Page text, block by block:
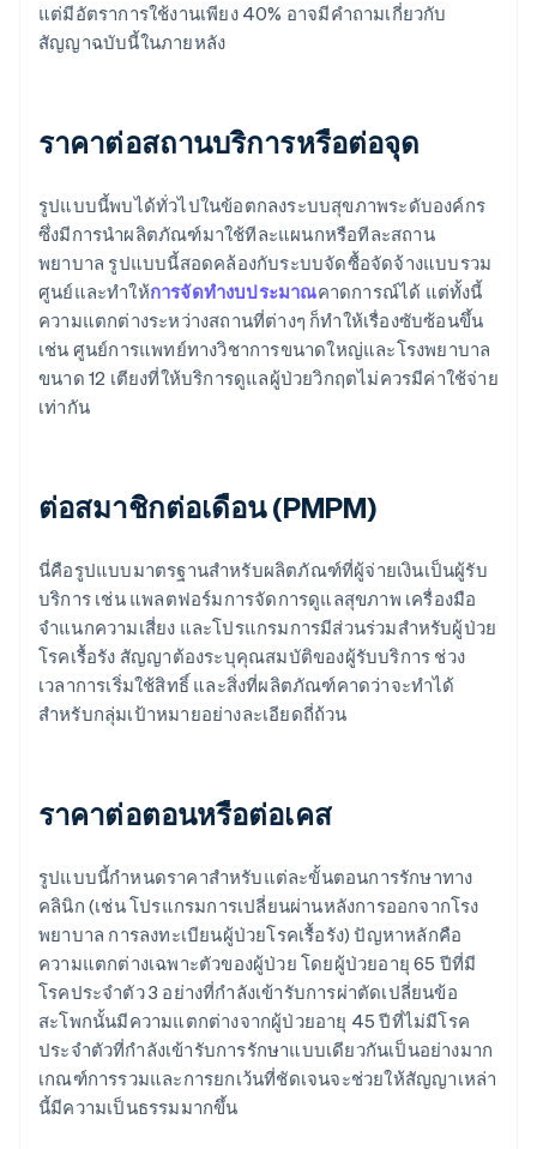
แต่มีอัตราการใช้งานเพียง 40% อาจมีคำถามเกี่ยวกับ
สัญญาฉบับนี้ในภายหลัง
ราคาต่อสถานบริการหรือต่อจุด
รูปแบบนี้พบได้ทั่วไปในข้อตกลงระบบสุขภาพระดับองค์กร
ซึ่งมีการนำผลิตภัณฑ์มาใช้ทีละแผนกหรือทีละสถาน
พยาบาล รูปแบบนี้สอดคล้องกับระบบจัดซื้อจัดจ้างแบบรวม
ศูนย์และทำให้การจัดทำงบประมาณคาดการณ์ได้ แต่ทั้งนี้
ความแตกต่างระหว่างสถานที่ต่างๆ ก็ทำให้เรื่องซับซ้อนขึ้น
เช่น ศูนย์การแพทย์ทางวิชาการขนาดใหญ่และโรงพยาบาล
ขนาด 12 เตียงที่ให้บริการดูแลผู้ป่วยวิกฤตไม่ควรมีค่าใช้จ่าย
เท่ากัน
ต่อสมาชิกต่อเดือน (PMPM)
นี่คือรูปแบบมาตรฐานสำหรับผลิตภัณฑ์ที่ผู้จ่ายเงินเป็นผู้รับ
บริการ เช่น แพลตฟอร์มการจัดการดูแลสุขภาพ เครื่องมือ
จำแนกความเสี่ยง และโปรแกรมการมีส่วนร่วมสำหรับผู้ป่วย
โรคเรื้อรัง สัญญาต้องระบุคุณสมบัติของผู้รับบริการ ช่วง
เวลาการเริ่มใช้สิทธิ์ และสิ่งที่ผลิตภัณฑ์คาดว่าจะทำได้
สำหรับกลุ่มเป้าหมายอย่างละเอียดถี่ถ้วน
ราคาต่อตอนหรือต่อเคส
รูปแบบนี้กำหนดราคาสำหรับแต่ละขั้นตอนการรักษาทาง
คลินิก (เช่น โปรแกรมการเปลี่ยนผ่านหลังการออกจากโรง
พยาบาล การลงทะเบียนผู้ป่วยโรคเรื้อรัง) ปัญหาหลักคือ
ความแตกต่างเฉพาะตัวของผู้ป่วย โดยผู้ป่วยอายุ 65 ปีที่มี
โรคประจำตัว 3 อย่างที่กำลังเข้ารับการผ่าตัดเปลี่ยนข้อ
สะโพกนั้นมีความแตกต่างจากผู้ป่วยอายุ 45 ปีที่ไม่มีโรค
ประจำตัวที่กำลังเข้ารับการรักษาแบบเดียวกันเป็นอย่างมาก
เกณฑ์การรวมและการยกเว้นที่ชัดเจนจะช่วยให้สัญญาเหล่า
นี้มีความเป็นธรรมมากขึ้น